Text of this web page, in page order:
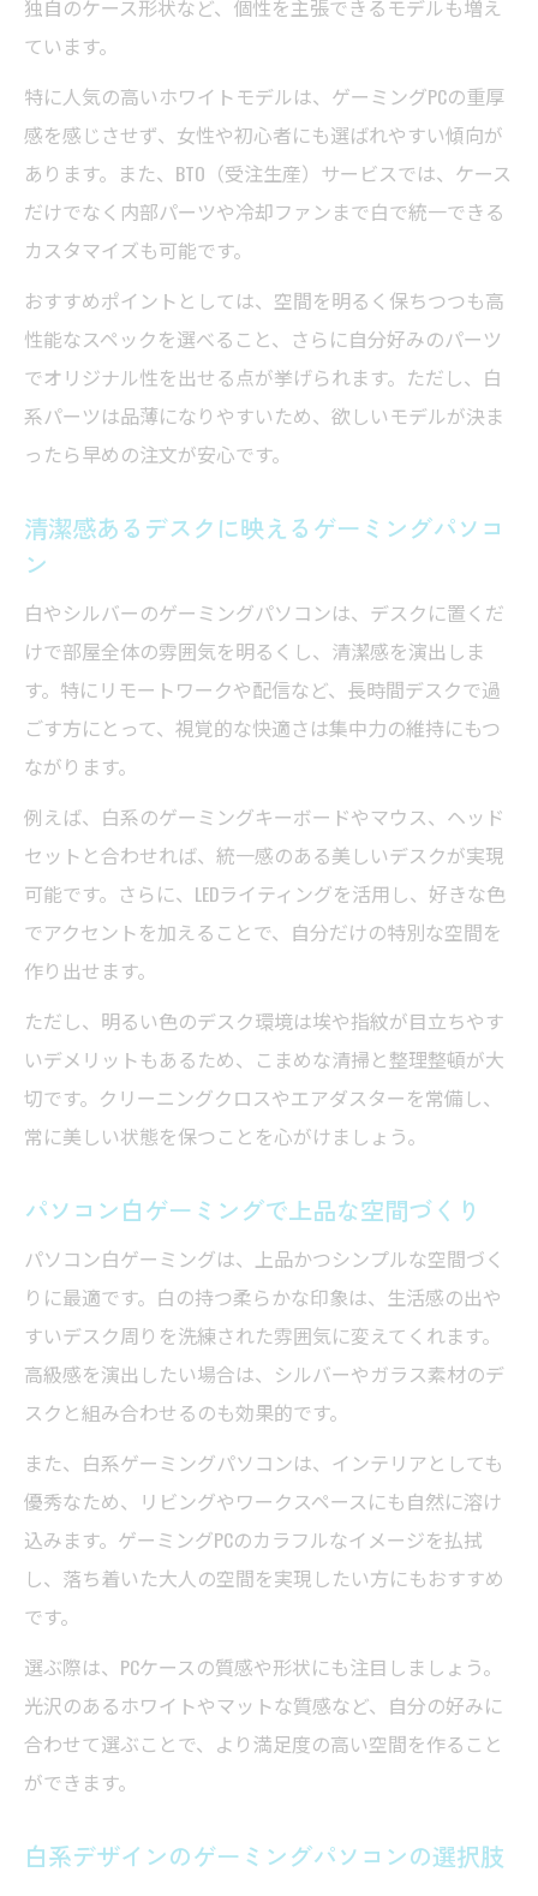
独自のケース形状など、個性を主張できるモデルも増え
ています。
特に人気の高いホワイトモデルは、ゲーミングPCの重厚
感を感じさせず、女性や初心者にも選ばれやすい傾向が
あります。また、BTO（受注生産）サービスでは、ケース
だけでなく内部パーツや冷却ファンまで白で統一できる
カスタマイズも可能です。
おすすめポイントとしては、空間を明るく保ちつつも高
性能なスペックを選べること、さらに自分好みのパーツ
でオリジナル性を出せる点が挙げられます。ただし、白
系パーツは品薄になりやすいため、欲しいモデルが決ま
ったら早めの注文が安心です。
清潔感あるデスクに映えるゲーミングパソコ
ン
白やシルバーのゲーミングパソコンは、デスクに置くだ
けで部屋全体の雰囲気を明るくし、清潔感を演出しま
す。特にリモートワークや配信など、長時間デスクで過
ごす方にとって、視覚的な快適さは集中力の維持にもつ
ながります。
例えば、白系のゲーミングキーボードやマウス、ヘッド
セットと合わせれば、統一感のある美しいデスクが実現
可能です。さらに、LEDライティングを活用し、好きな色
でアクセントを加えることで、自分だけの特別な空間を
作り出せます。
ただし、明るい色のデスク環境は埃や指紋が目立ちやす
いデメリットもあるため、こまめな清掃と整理整頓が大
切です。クリーニングクロスやエアダスターを常備し、
常に美しい状態を保つことを心がけましょう。
パソコン白ゲーミングで上品な空間づくり
パソコン白ゲーミングは、上品かつシンプルな空間づく
りに最適です。白の持つ柔らかな印象は、生活感の出や
すいデスク周りを洗練された雰囲気に変えてくれます。
高級感を演出したい場合は、シルバーやガラス素材のデ
スクと組み合わせるのも効果的です。
また、白系ゲーミングパソコンは、インテリアとしても
優秀なため、リビングやワークスペースにも自然に溶け
込みます。ゲーミングPCのカラフルなイメージを払拭
し、落ち着いた大人の空間を実現したい方にもおすすめ
です。
選ぶ際は、PCケースの質感や形状にも注目しましょう。
光沢のあるホワイトやマットな質感など、自分の好みに
合わせて選ぶことで、より満足度の高い空間を作ること
ができます。
白系デザインのゲーミングパソコンの選択肢